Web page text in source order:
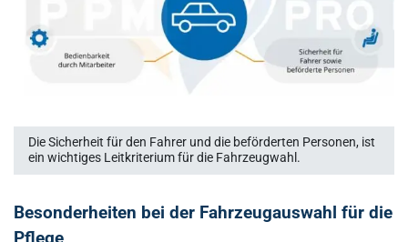
Die Sicherheit für den Fahrer und die beförderten Personen, ist
ein wichtiges Leitkriterium für die Fahrzeugwahl.
Besonderheiten bei der Fahrzeugauswahl für die
Pflege